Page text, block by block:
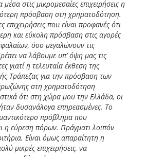
μέσα στις μικρομεσαίες επιχειρήσεις η
πρόσβαση στη χρηματοδότηση.
επιχειρήσεις που είναι προφανές ότι
και εύκολη πρόσβαση στις αγορές
όσο μεγαλώνουν τις
να λάβουμε υπ’ όψη μας τις
γιατί η τελευταία έκθεση της
Τράπεζας για την πρόσβαση των
στη χρηματοδότηση
ότι στη χώρα μου την Ελλάδα, οι
ήταν δυσανάλογα επηρεασμένες. Το
πρόβλημα που
η εύρεση πόρων. Πράγματι λοιπόν
Είναι όμως απαραίτητη η
μικρές επιχειρήσεις, να